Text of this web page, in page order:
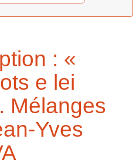
: «
e lei
Mélanges
Yves